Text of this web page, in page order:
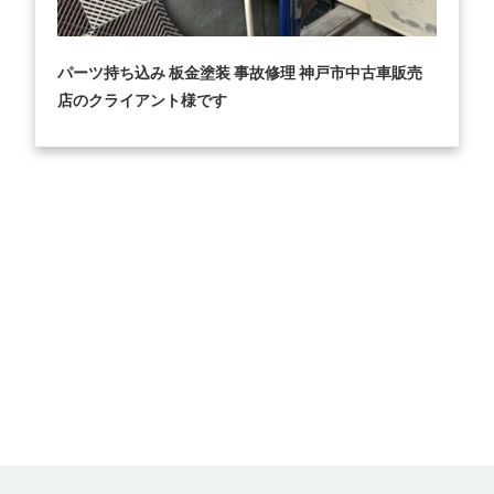
パーツ持ち込み 板金塗装 事故修理 神戸市中古車販売
店のクライアント様です